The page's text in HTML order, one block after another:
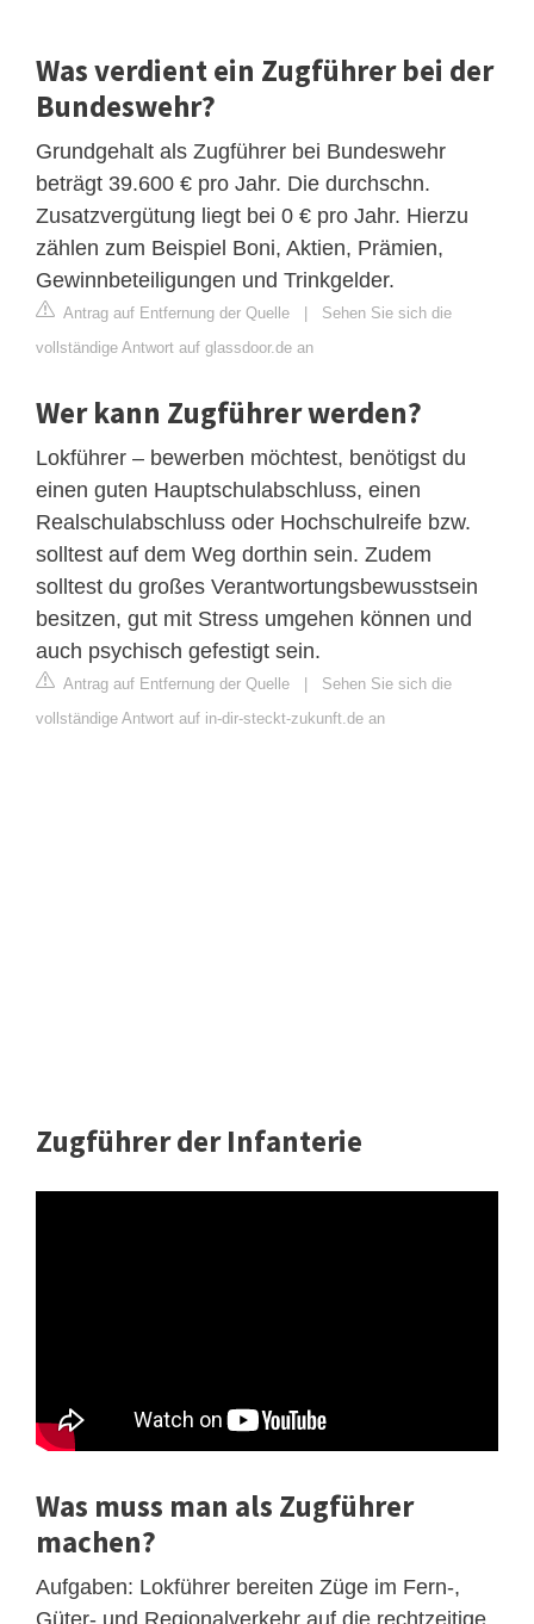
Was verdient ein Zugführer bei der
Bundeswehr?
Grundgehalt als Zugführer bei Bundeswehr
beträgt 39.600 € pro Jahr. Die durchschn.
Zusatzvergütung liegt bei 0 € pro Jahr. Hierzu
zählen zum Beispiel Boni, Aktien, Prämien,
Gewinnbeteiligungen und Trinkgelder.
Antrag auf Entfernung der Quelle
Sehen Sie sich die
vollständige Antwort auf glassdoor.de an
Wer kann Zugführer werden?
Lokführer – bewerben möchtest, benötigst du
einen guten Hauptschulabschluss, einen
Realschulabschluss oder Hochschulreife bzw.
solltest auf dem Weg dorthin sein. Zudem
solltest du großes Verantwortungsbewusstsein
besitzen, gut mit Stress umgehen können und
auch psychisch gefestigt sein.
Antrag auf Entfernung der Quelle
Sehen Sie sich die
vollständige Antwort auf in-dir-steckt-zukunft.de an
Zugführer der Infanterie
Was muss man als Zugführer
machen?
Aufgaben: Lokführer bereiten Züge im Fern-,
Güter- und Regionalverkehr auf die rechtzeitige